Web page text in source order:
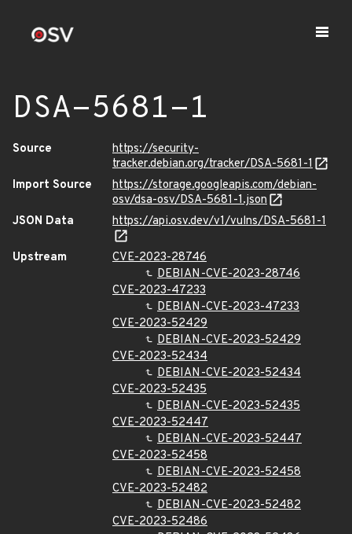
DSA-5681-1
Source
https://security-
tracker.debian.org/tracker/DSA-5681-1
Import Source
https://storage.googleapis.com/debian-
osv/dsa-osv/DSA-5681-1.json
JSON Data
https://api.osv.dev/v1/vulns/DSA-5681-1
Upstream
CVE-2023-28746
DEBIAN-CVE-2023-28746
CVE-2023-47233
DEBIAN-CVE-2023-47233
CVE-2023-52429
DEBIAN-CVE-2023-52429
CVE-2023-52434
DEBIAN-CVE-2023-52434
CVE-2023-52435
DEBIAN-CVE-2023-52435
CVE-2023-52447
DEBIAN-CVE-2023-52447
CVE-2023-52458
DEBIAN-CVE-2023-52458
CVE-2023-52482
DEBIAN-CVE-2023-52482
CVE-2023-52486